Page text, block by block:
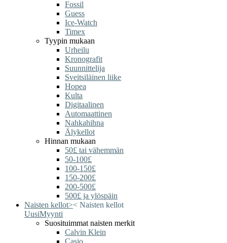
Fossil
Guess
Ice-Watch
Timex
Tyypin mukaan
Urheilu
Kronografit
Suunnittelija
Sveitsiläinen liike
Hopea
Kulta
Digitaalinen
Automaattinen
Nahkahihna
Älykellot
Hinnan mukaan
50£ tai vähemmän
50-100£
100-150£
150-200£
200-500£
500£ ja ylöspäin
Naisten kellot>< Naisten kellot
UusiMyynti
Suosituimmat naisten merkit
Calvin Klein
Casio